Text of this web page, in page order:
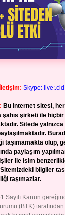
Skype:
Bu internet sitesi,
şirketi ile hiçbir
Sitede yalnızca
taşımamakta olup,
paylaşım
ile isim
bilgiler
taşımazlar.
Sayılı Kanun
(BTK)